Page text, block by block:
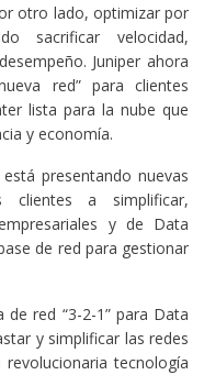
otro lado, optimizar por
sacrificar velocidad,
Juniper ahora
red” para clientes
lista para la nube que
y economía.
presentando nuevas
clientes a simplificar,
y de Data
de red para gestionar
de red “3-2-1” para Data
y simplificar las redes
tecnología